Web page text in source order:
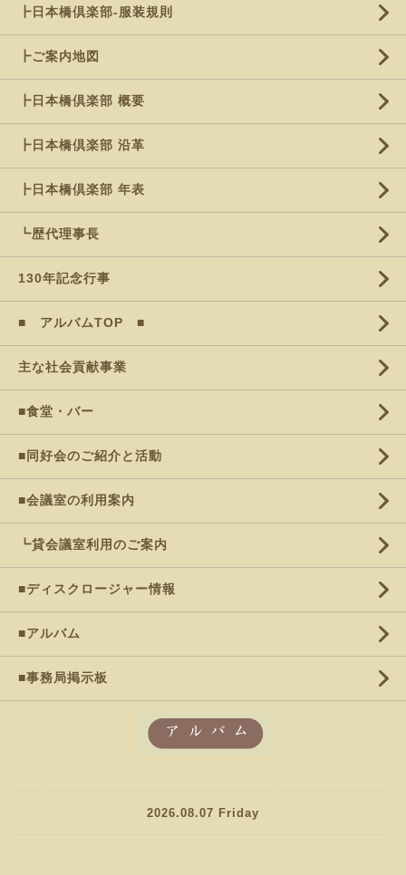
┣日本橋倶楽部-服装規則
┣ご案内地図
┣日本橋倶楽部 概要
┣日本橋倶楽部 沿革
┣日本橋倶楽部 年表
┗歴代理事長
130年記念行事
■ アルバムTOP ■
主な社会貢献事業
■食堂・バー
■同好会のご紹介と活動
■会議室の利用案内
┗貸会議室利用のご案内
■ディスクロージャー情報
■アルバム
■事務局掲示板
2026.08.07 Friday